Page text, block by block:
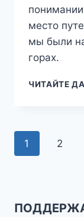
место
мы были
горах.
ЧИТАЙТЕ
1 2